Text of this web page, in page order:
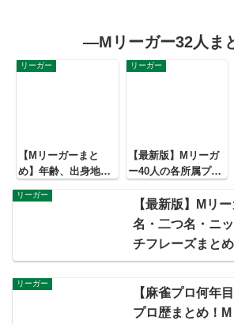
―Mリーガー32人ま
リーガー
【Mリーガーまと
め】年齢、出身地、
学歴、あだ名、成績
など一通りまとめて
リーガー
【最新版】Mリーガ
ー40人の各所属プロ
ンク
リーガー
【最新版】Mリ
名・二つ名・ニ
チフレーズまとめ
リーガー
【麻雀プロ何年
プロ歴まとめ！